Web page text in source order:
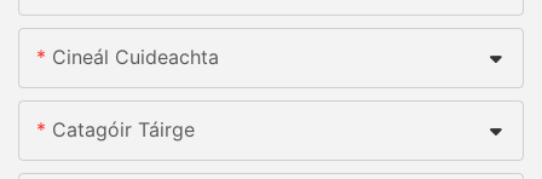
Cineál Cuideachta
Catagóir Táirge